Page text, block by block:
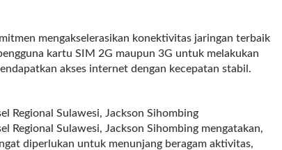
mengakselerasikan konektivitas jaringan terbaik
kartu SIM 2G maupun 3G untuk melakukan
akses internet dengan kecepatan stabil.
Regional Sulawesi, Jackson Sihombing
Regional Sulawesi, Jackson Sihombing mengatakan,
diperlukan untuk menunjang beragam aktivitas,